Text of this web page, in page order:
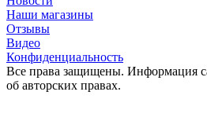
Наши магазины
Отзывы
Видео
Конфиденциальность
Все права защищены. Информация
об авторских правах.